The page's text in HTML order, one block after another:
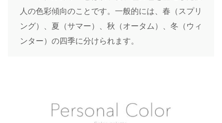
人の色彩傾向のことです。一般的には、春（スプリ
ング）、夏（サマー）、秋（オータム）、冬（ウィ
ンター）の四季に分けられます。